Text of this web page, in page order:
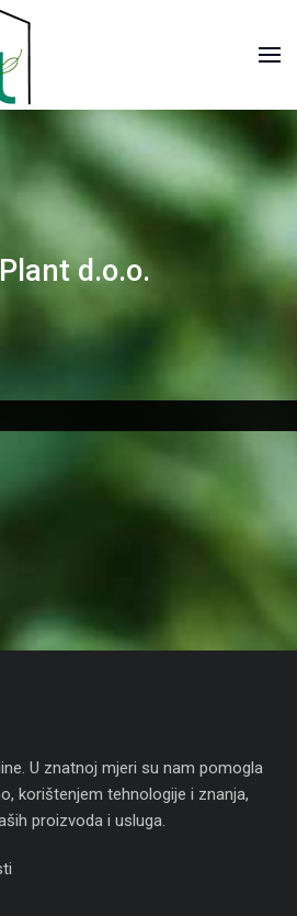
d.o.o.
U znatnoj mjeri su nam pomogla
korištenjem tehnologije i znanja,
proizvoda i usluga.